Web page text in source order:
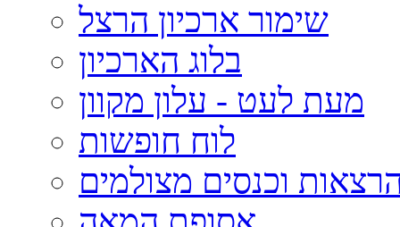
שימור ארכיון הרצל
בלוג הארכיון
מעת לעט - עלון מקוון
לוח חופשות
וכנסים מצולמים